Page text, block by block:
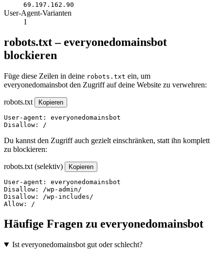
69.197.162.90
User-Agent-Varianten
1
robots.txt – everyonedomainsbot
blockieren
Füge diese Zeilen in deine robots.txt ein, um
everyonedomainsbot den Zugriff auf deine Website zu verwehren:
robots.txt Kopieren
User-agent: everyonedomainsbot
Disallow: /
Du kannst den Zugriff auch gezielt einschränken, statt ihn komplett
zu blockieren:
robots.txt (selektiv) Kopieren
User-agent: everyonedomainsbot
Disallow: /wp-admin/
Disallow: /wp-includes/
Allow: /
Häufige Fragen zu everyonedomainsbot
Ist everyonedomainsbot gut oder schlecht?